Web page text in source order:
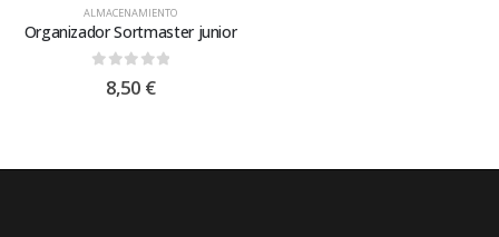
ALMACENAMIENTO
Organizador Sortmaster junior
out of 5
8,50 €